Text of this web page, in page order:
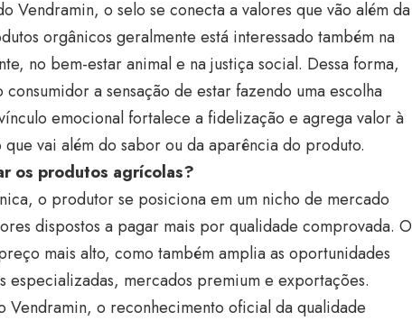
Vendramin, o selo se conecta a valores que vão além da
orgânicos geralmente está interessado também na
no bem-estar animal e na justiça social. Dessa forma,
a sensação de estar fazendo uma escolha
emocional fortalece a fidelização e agrega valor à
vai além do sabor ou da aparência do produto.
os produtos agrícolas?
o produtor se posiciona em um nicho de mercado
dispostos a pagar mais por qualidade comprovada. O
mais alto, como também amplia as oportunidades
especializadas, mercados premium e exportações.
Vendramin, o reconhecimento oficial da qualidade